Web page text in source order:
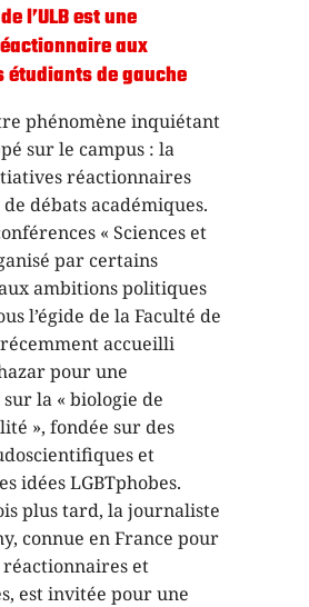
l’ULB est une
aux
étudiants de gauche
phénomène inquiétant
sur le campus : la
réactionnaires
débats académiques.
« Sciences et
par certains
ambitions politiques
l’égide de la Faculté de
accueilli
pour une
la « biologie de
», fondée sur des
et
idées LGBTphobes.
plus tard, la journaliste
connue en France pour
réactionnaires et
est invitée pour une